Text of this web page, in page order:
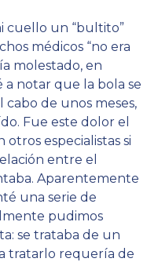
cuello un “bultito”
médicos “no era
molestado, en
a notar que la bola se
cabo de unos meses,
Fue este dolor el
especialistas si
entre el
Aparentemente
una serie de
pudimos
se trataba de un
tratarlo requería de